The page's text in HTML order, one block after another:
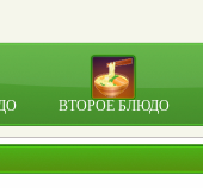
ВТОРОЕ БЛЮДО